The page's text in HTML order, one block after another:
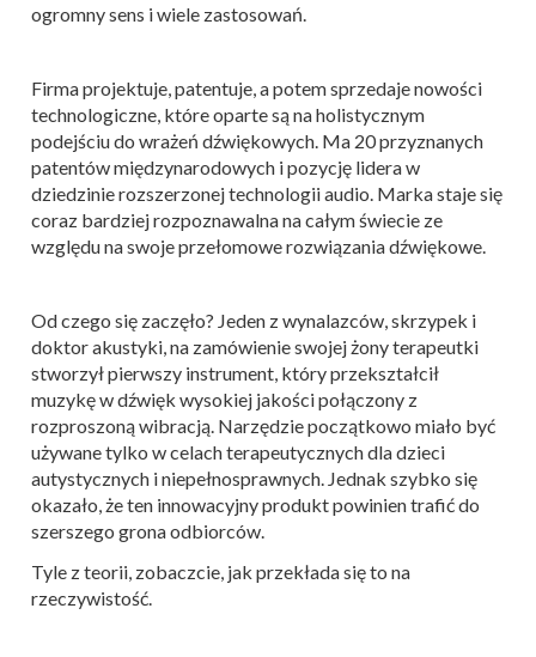
ogromny sens i wiele zastosowań.
Firma projektuje, patentuje, a potem sprzedaje nowości
technologiczne, które oparte są na holistycznym
podejściu do wrażeń dźwiękowych. Ma 20 przyznanych
patentów międzynarodowych i pozycję lidera w
dziedzinie rozszerzonej technologii audio. Marka staje się
coraz bardziej rozpoznawalna na całym świecie ze
względu na swoje przełomowe rozwiązania dźwiękowe.
Od czego się zaczęło? Jeden z wynalazców, skrzypek i
doktor akustyki, na zamówienie swojej żony terapeutki
stworzył pierwszy instrument, który przekształcił
muzykę w dźwięk wysokiej jakości połączony z
rozproszoną wibracją. Narzędzie początkowo miało być
używane tylko w celach terapeutycznych dla dzieci
autystycznych i niepełnosprawnych. Jednak szybko się
okazało, że ten innowacyjny produkt powinien trafić do
szerszego grona odbiorców.
Tyle z teorii, zobaczcie, jak przekłada się to na
rzeczywistość.